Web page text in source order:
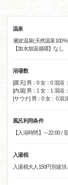
温泉
瀬波温泉(天然温泉
【加水加温循環】なし
浴場数
[露天] 男：0 女：0 混浴
[内湯] 男：1 女：1 混浴
[サウナ] 男：0 女：0 混
風呂利用条件
【入浴時間】～22:00 /
入湯税
入湯税大人150円別途頂